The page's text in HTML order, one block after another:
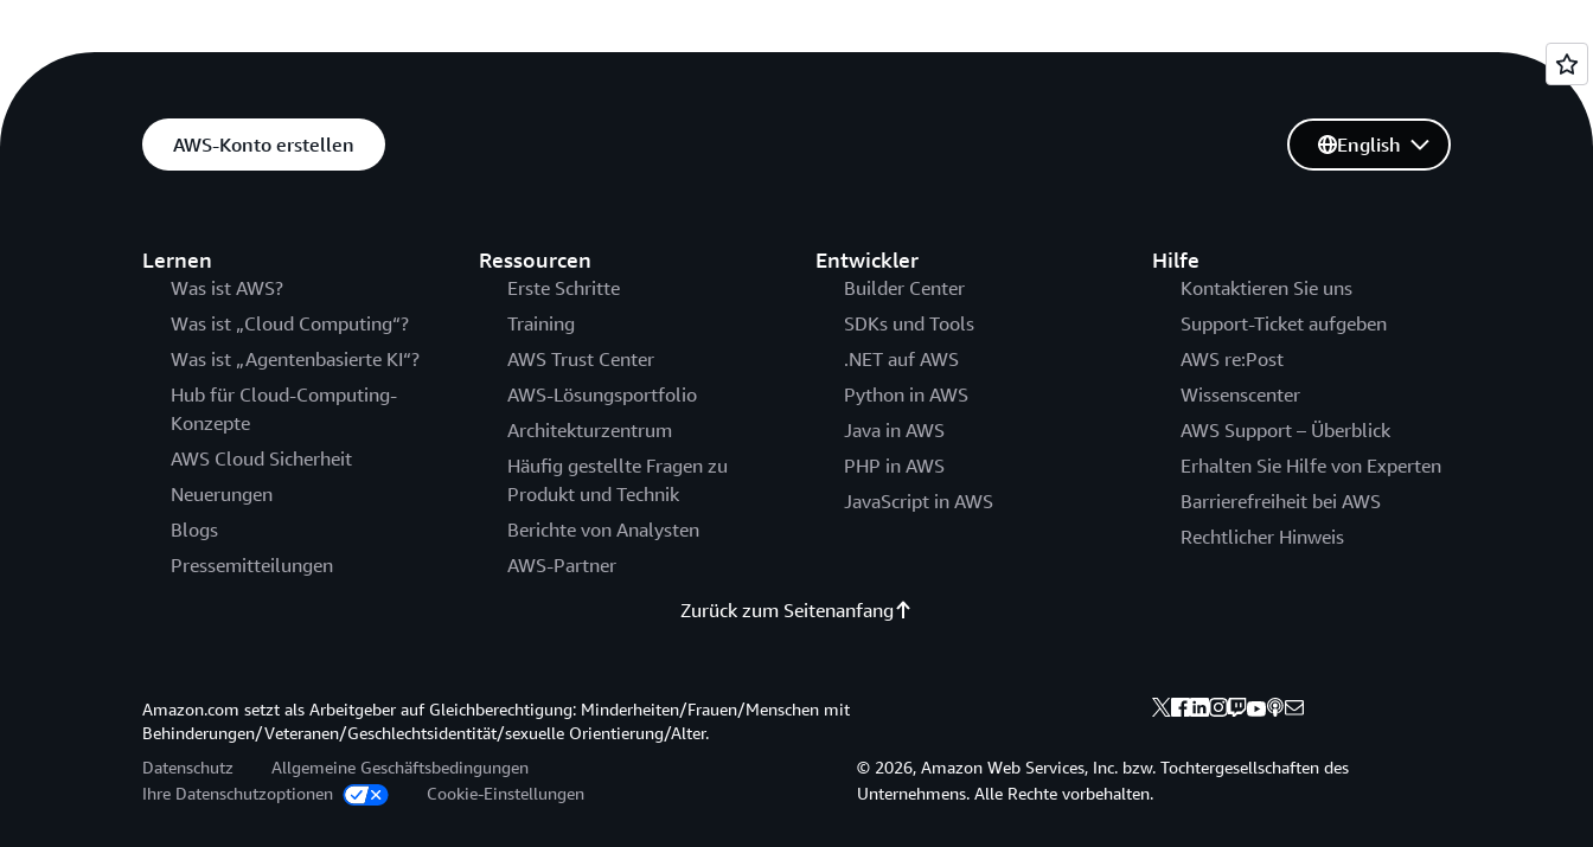
AWS-Konto erstellen
Lernen
Was ist AWS?
Was ist „Cloud Computing“?
Was ist „Agentenbasierte KI“?
Hub für Cloud-Computing-
Konzepte
AWS Cloud Sicherheit
Neuerungen
Blogs
Pressemitteilungen
Ressourcen
Erste Schritte
Training
AWS Trust Center
AWS-Lösungsportfolio
Architekturzentrum
Häufig gestellte Fragen zu
Produkt und Technik
Berichte von Analysten
AWS-Partner
Entwickler
Builder Center
SDKs und Tools
.NET auf AWS
Python in AWS
Java in AWS
PHP in AWS
JavaScript in AWS
Hilfe
Kontaktieren Sie uns
Support-Ticket aufgeben
AWS re:Post
Wissenscenter
AWS Support – Überblick
Erhalten Sie Hilfe von Experten
Barrierefreiheit bei AWS
Rechtlicher Hinweis
English
Zurück zum Seitenanfang
Amazon.com setzt als Arbeitgeber auf Gleichberechtigung: Minderheiten/Frauen/Menschen mit
Behinderungen/Veteranen/Geschlechtsidentität/sexuelle Orientierung/Alter.
Datenschutz
Allgemeine Geschäftsbedingungen
Ihre Datenschutzoptionen
Cookie-Einstellungen
© 2026, Amazon Web Services, Inc. bzw. Tochtergesellschaften des
Unternehmens. Alle Rechte vorbehalten.